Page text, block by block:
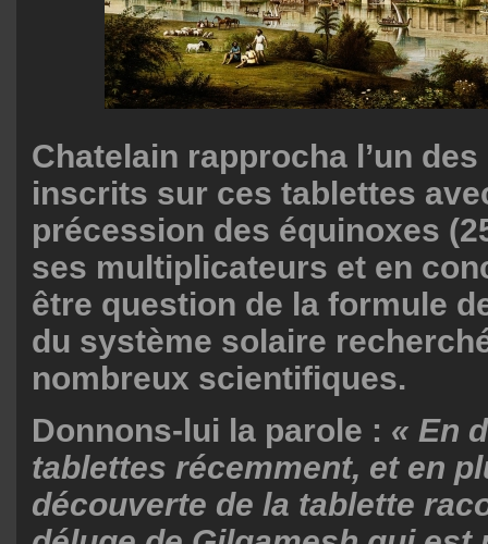
Chatelain rapprocha l’un
inscrits sur ces tablettes
précession des équinoxes
ses multiplicateurs et en
être question de la formule
du système solaire
nombreux scientifiques.
Donnons-lui la parole : « En
tablettes récemment, et en
découverte de la tablette